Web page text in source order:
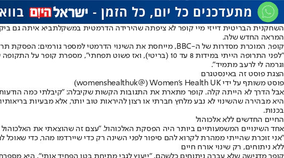
השחקנית הבריטית דייזי מיי קופר לא ציפתה שהירידה הדרמטית במשקל
המראה החדש שלה.
קופר, המוכרת מסדרות של ה-BBC, מייחסת את השינוי הדרמטי למספר גורמים: הפסקת תרופות נגד דיכאון, וויתור מוחלט על אלכוהול ואימוץ דיאטת קיטו קפדנית.
וגרמה לי לרעב מתמיד".
הצגת פוסט זה באינסטגרם
פוסט משותף על ידי ‏‎Women's Health UK‎‏ (@‏‎womenshealthuk‎‏)
אבל הדרך לא הייתה קלה. קופר מתארת את התגובות הקשות שקיבלה: "קיבלתי כמה
היא מבהירה שהשינוי לא נבע מלחץ חברתי או רצון להיראות טוב יותר, אלא מבעיות
בכנות.
החיים החדשים ללא אלכוהול
אחד השינויים המשמעותיים ביותר היה הפסקת האלכוהול. "עצם זה שהוצאתי את
"אני זוכרת שהייתי ממהרת לקרוא להם סיפור לפני השינה רק כדי שיירדמו מהר, כדי
ללא ניתוחים, רק שינוי אורח חיים